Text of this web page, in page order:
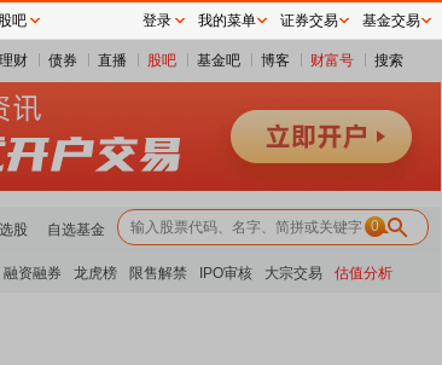
理财 债券 直播 股吧 基金吧 博客 财富号 搜索
股 自选基金 0
融资融券 龙虎榜 限售解禁 IPO审核 大宗交易 估值分析
股吧 登录 我的菜单 证券交易 基金交易